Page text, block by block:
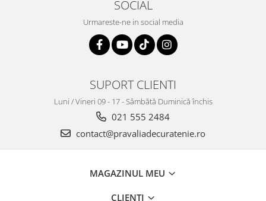
SOCIAL
Urmareste-ne in social media
SUPORT CLIENTI
Luni / Vineri 09 - 17 - Sâmbătă Duminică închis
021 555 2484
contact@pravaliadecuratenie.ro
MAGAZINUL MEU
CLIENTI